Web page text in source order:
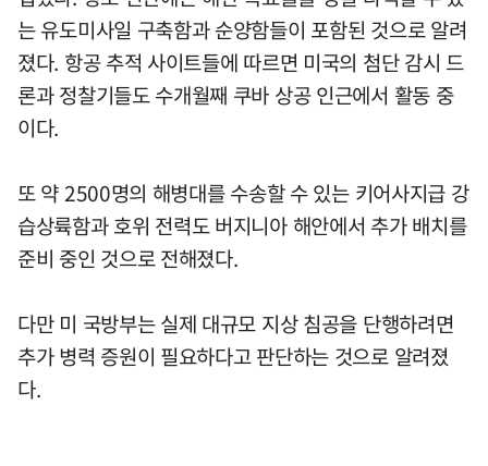
는 유도미사일 구축함과 순양함들이 포함된 것으로 알려
졌다. 항공 추적 사이트들에 따르면 미국의 첨단 감시 드
론과 정찰기들도 수개월째 쿠바 상공 인근에서 활동 중
이다.
또 약 2500명의 해병대를 수송할 수 있는 키어사지급 강
습상륙함과 호위 전력도 버지니아 해안에서 추가 배치를
준비 중인 것으로 전해졌다.
다만 미 국방부는 실제 대규모 지상 침공을 단행하려면
추가 병력 증원이 필요하다고 판단하는 것으로 알려졌
다.